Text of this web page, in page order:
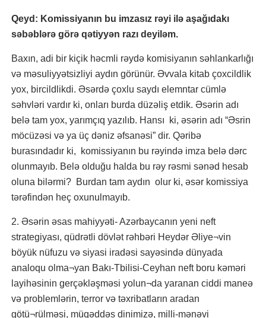
Qeyd: Komissiyanın bu imzasız rəyi ilə aşağıdakı
səbəblərə görə qətiyyən razı deyiləm.
Baxın, adi bir kiçik həcmli rəydə komisiyanın səhlankarlığı
və məsuliyyətsizliyi aydın görünür. Əvvala kitab çoxcildlik
yox, bircildlikdi. Əsərdə çoxlu saydı elemntar cümlə
səhvləri vardır ki, onları burda düzəliş etdik. Əsərin adı
belə tam yox, yarımçıq yazılıb. Hansı ki, əsərin adı “Əsrin
möcüzəsi və ya üç dəniz əfsanəsi” dir. Qəribə
burasındadır ki, komissiyanın bu rəyində imza belə dərc
olunmayıb. Belə olduğu halda bu rəy rəsmi sənəd hesab
oluna bilərmi? Burdan tam aydın olur ki, əsər komissiya
tərəfindən heç oxunulmayıb.
2. Əsərin əsas mahiyyəti- Azərbaycanın yeni neft
strategiyası, qüdrətli dövlət rəhbəri Heydər Əliye¬vin
böyük nüfuzu və siyasi iradəsi sayəsində dünyada
analoqu olma¬yan Bakı-Tbilisi-Ceyhan neft boru kəməri
layihəsinin gerçəkləşməsi yolun¬da yaranan ciddi maneə
və problemlərin, terror və təxribatların aradan
götü¬rülməsi, müqəddəs dinimizə, milli-mənəvi